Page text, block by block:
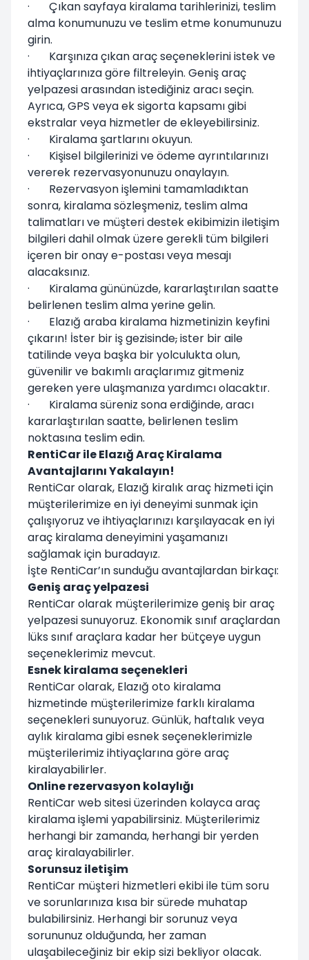
· Çıkan sayfaya kiralama tarihlerinizi, teslim
alma konumunuzu ve teslim etme konumunuzu
girin.
· Karşınıza çıkan araç seçeneklerini istek ve
ihtiyaçlarınıza göre filtreleyin. Geniş araç
yelpazesi arasından istediğiniz aracı seçin.
Ayrıca, GPS veya ek sigorta kapsamı gibi
ekstralar veya hizmetler de ekleyebilirsiniz.
· Kiralama şartlarını okuyun.
· Kişisel bilgilerinizi ve ödeme ayrıntılarınızı
vererek rezervasyonunuzu onaylayın.
· Rezervasyon işlemini tamamladıktan
sonra, kiralama sözleşmeniz, teslim alma
talimatları ve müşteri destek ekibimizin iletişim
bilgileri dahil olmak üzere gerekli tüm bilgileri
içeren bir onay e-postası veya mesajı
alacaksınız.
· Kiralama gününüzde, kararlaştırılan saatte
belirlenen teslim alma yerine gelin.
· Elazığ araba kiralama hizmetinizin keyfini
çıkarın! İster bir iş gezisinde,ister bir aile
tatilinde veya başka bir yolculukta olun,
güvenilir ve bakımlı araçlarımız gitmeniz
gereken yere ulaşmanıza yardımcı olacaktır.
· Kiralama süreniz sona erdiğinde, aracı
kararlaştırılan saatte, belirlenen teslim
noktasına teslim edin.
RentiCar ile Elazığ Araç Kiralama
Avantajlarını Yakalayın!
RentiCar olarak, Elazığ kiralık araç hizmeti için
müşterilerimize en iyi deneyimi sunmak için
çalışıyoruz ve ihtiyaçlarınızı karşılayacak en iyi
araç kiralama deneyimini yaşamanızı
sağlamak için buradayız.
İşte RentiCar’ın sunduğu avantajlardan birkaçı:
Geniş araç yelpazesi
RentiCar olarak müşterilerimize geniş bir araç
yelpazesi sunuyoruz. Ekonomik sınıf araçlardan
lüks sınıf araçlara kadar her bütçeye uygun
seçeneklerimiz mevcut.
Esnek kiralama seçenekleri
RentiCar olarak, Elazığ oto kiralama
hizmetinde müşterilerimize farklı kiralama
seçenekleri sunuyoruz. Günlük, haftalık veya
aylık kiralama gibi esnek seçeneklerimizle
müşterilerimiz ihtiyaçlarına göre araç
kiralayabilirler.
Online rezervasyon kolaylığı
RentiCar web sitesi üzerinden kolayca araç
kiralama işlemi yapabilirsiniz. Müşterilerimiz
herhangi bir zamanda, herhangi bir yerden
araç kiralayabilirler.
Sorunsuz iletişim
RentiCar müşteri hizmetleri ekibi ile tüm soru
ve sorunlarınıza kısa bir sürede muhatap
bulabilirsiniz. Herhangi bir sorunuz veya
sorununuz olduğunda, her zaman
ulaşabileceğiniz bir ekip sizi bekliyor olacak.